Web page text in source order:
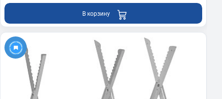
В корзину